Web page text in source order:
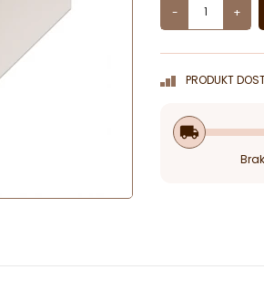
- +
PRODUKT
local_shipping